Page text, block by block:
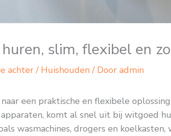
slim, flexibel en
achter / Huishouden/ Dooradmin
een praktische en flexibele
komt al snel uit bij witgoed
wasmachines, drogers en